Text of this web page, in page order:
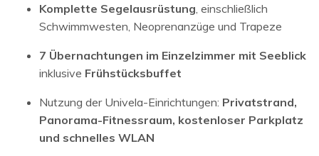
Komplette Segelausrüstung , einschließlich
Schwimmwesten, Neoprenanzüge und Trapeze
7 Übernachtungen im Einzelzimmer mit Seeblick
inklusive Frühstücksbuffet
Nutzung der Univela-Einrichtungen: Privatstrand,
Panorama-Fitnessraum, kostenloser Parkplatz
und schnelles WLAN